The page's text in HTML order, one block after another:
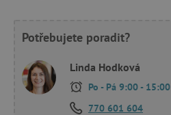
Potřebujete poradit?
Linda Hodková
Po - Pá 9:00 - 15:00
770 601 604